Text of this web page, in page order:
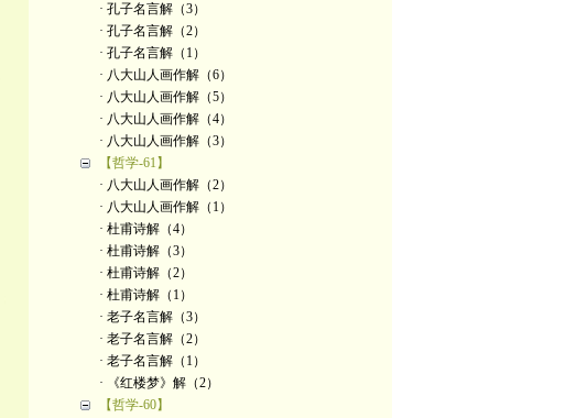
· 孔子名言解（3）
· 孔子名言解（2）
· 孔子名言解（1）
· 八大山人画作解（6）
· 八大山人画作解（5）
· 八大山人画作解（4）
· 八大山人画作解（3）
【哲学-61】
· 八大山人画作解（2）
· 八大山人画作解（1）
· 杜甫诗解（4）
· 杜甫诗解（3）
· 杜甫诗解（2）
· 杜甫诗解（1）
· 老子名言解（3）
· 老子名言解（2）
· 老子名言解（1）
· 《红楼梦》解（2）
【哲学-60】